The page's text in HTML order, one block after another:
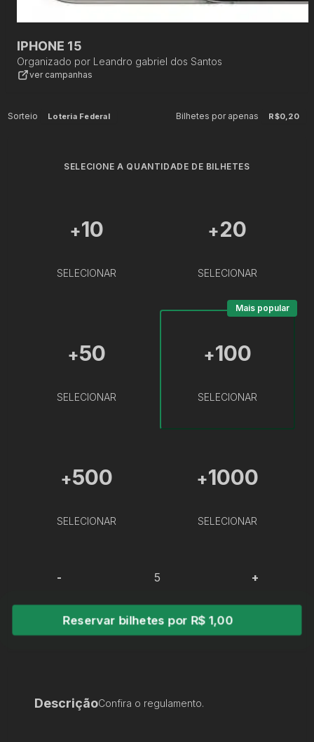
IPHONE 15
Organizado por Leandro gabriel dos Santos
ver campanhas
Sorteio Loteria Federal Bilhetes por apenas R$0,20
SELECIONE A QUANTIDADE DE BILHETES
+10
SELECIONAR
+20
SELECIONAR
+50
SELECIONAR
+100
SELECIONAR
Mais popular
+500
SELECIONAR
+1000
SELECIONAR
- +
Reservar bilhetes por R$ 1,00
DescriçãoConfira o regulamento.